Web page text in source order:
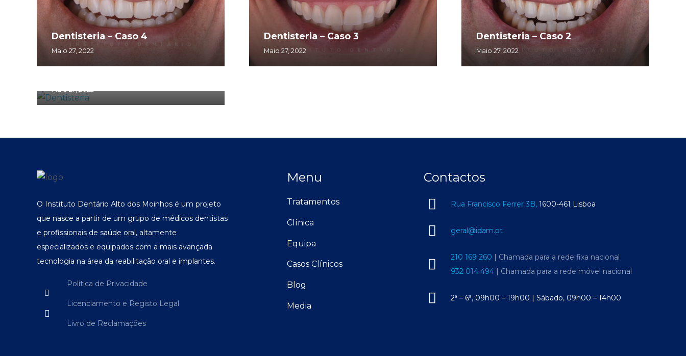
Dentisteria – Caso 4
Maio 27, 2022
Dentisteria – Caso 3
Maio 27, 2022
Dentisteria – Caso 2
Maio 27, 2022
Maio 27, 2022
O Instituto Dentário Alto dos Moinhos é um projeto
que nasce a partir de um grupo de médicos dentistas
e profissionais de saúde oral, altamente
especializados e equipados com a mais avançada
tecnologia na área da reabilitação oral e implantes.
Política de Privacidade
Licenciamento e Registo Legal
Livro de Reclamações
Menu
Tratamentos
Clínica
Equipa
Casos Clínicos
Blog
Media
Contactos
Rua Francisco Ferrer 3B,1600-461 Lisboa
geral@idam.pt
210 169 260 | Chamada para a rede fixa nacional
932 014 494| Chamada para a rede móvel nacional
2ª – 6ª, 09h00 – 19h00 | Sábado, 09h00 – 14h00